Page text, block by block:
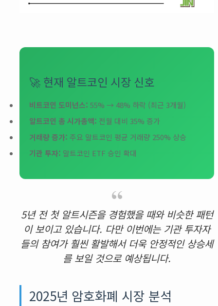
🚀 현재 알트코인 시장 신호
비트코인 도미넌스: 55% → 48% 하락 (최근 3개월)
알트코인 총 시가총액: 전월 대비 35% 증가
거래량 증가: 주요 알트코인 평균 거래량 250% 상승
기관 투자: 알트코인 ETF 승인 확대
5년 전 첫 알트시즌을 경험했을 때와 비슷한 패턴
이 보이고 있습니다. 다만 이번에는 기관 투자자
들의 참여가 훨씬 활발해서 더욱 안정적인 상승세
를 보일 것으로 예상됩니다.
2025년 암호화폐 시장 분석